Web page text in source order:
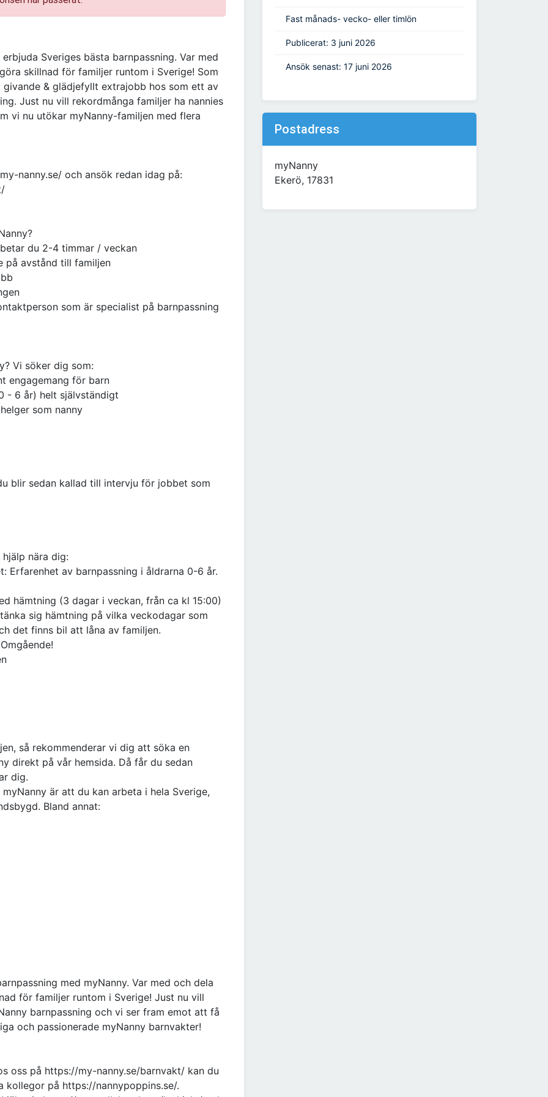
Sveriges bästa barnpassning. Var med
skillnad för familjer runtom i Sverige! Som
& glädjefyllt extrajobb hos som ett av
Just nu vill rekordmånga familjer ha nannies
vi nu utökar myNanny-familjen med flera
nanny.se/ och ansök redan idag på:
du 2-4 timmar / veckan
på avstånd till familjen
som är specialist på barnpassning
Vi söker dig som:
engagemang för barn
- 6 år) helt självständigt
som nanny
blir sedan kallad till intervju för jobbet som
nära dig:
Erfarenhet av barnpassning i åldrarna 0-6 år.
hämtning (3 dagar i veckan, från ca kl 15:00)
sig hämtning på vilka veckodagar som
det finns bil att låna av familjen.
så rekommenderar vi dig att söka en
direkt på vår hemsida. Då får du sedan
dig.
är att du kan arbeta i hela Sverige,
Bland annat:
med myNanny. Var med och dela
för familjer runtom i Sverige! Just nu vill
barnpassning och vi ser fram emot att få
och passionerade myNanny barnvakter!
oss på https://my-nanny.se/barnvakt/ kan du
kollegor på https://nannypoppins.se/.
Fast månads- vecko- eller timlön
Publicerat: 3 juni 2026
Ansök senast: 17 juni 2026
Postadress
myNanny
Ekerö, 17831